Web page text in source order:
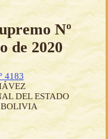
Nº
de 2020
4183
DEL ESTADO